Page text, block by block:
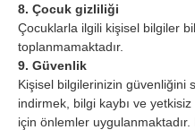
8. Çocuk gizliliği
Çocuklarla ilgili kişisel bilgiler
toplanmamaktadır.
9. Güvenlik
Kişisel bilgilerinizin güvenliğini
indirmek, bilgi kaybı ve
için önlemler